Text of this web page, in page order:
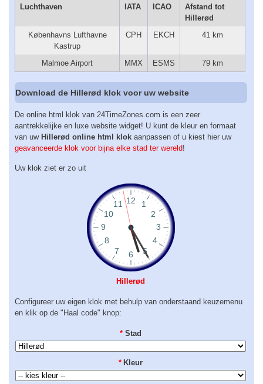
Luchthaven IATA ICAO
Afstand tot
Hillerød
Københavns Lufthavne
Kastrup
CPH EKCH 41 km
Malmoe Airport MMX ESMS 79 km
Download de Hillerød klok voor uw website
De online html klok van 24TimeZones.com is een zeer
aantrekkelijke en luxe website widget! U kunt de kleur en formaat
van uw Hillerød online html klok aanpassen of u kiest hier uw
geavanceerde klok voor bijna elke stad ter wereld!
Uw klok ziet er zo uit
Hillerød
Configureer uw eigen klok met behulp van onderstaand keuzemenu
en klik op de "Haal code" knop:
* Stad
* Kleur